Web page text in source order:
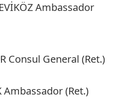
Ambassador
Consul General (Ret.)
Ambassador (Ret.)